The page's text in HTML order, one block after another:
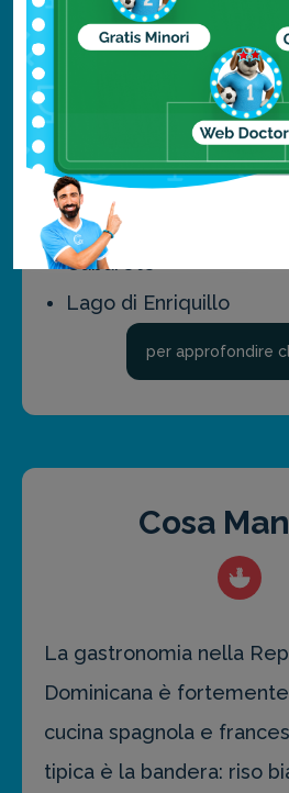
Santiago de Los
Monte Cristi
Isola di Catalina
Bayahibe
Pedernales
Cabarete
Lago di Enriquillo
per approfondire
Cosa
La gastronomia nella
Dominicana è
cucina spagnola e
tipica è la bandera: riso